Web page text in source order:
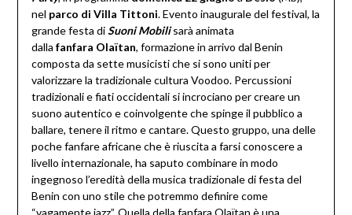
nel parco di Villa Tittoni. Evento inaugurale del festival, la
grande festa diSuoni Mobilisarà animata
dalla fanfara Olaïtan, formazione in arrivo dal Benin
composta da sette musicisti che si sono uniti per
valorizzare la tradizionale cultura Voodoo. Percussioni
tradizionali e fiati occidentali si incrociano per creare un
suono autentico e coinvolgente che spinge il pubblico a
ballare, tenere il ritmo e cantare. Questo gruppo, una delle
poche fanfare africane che è riuscita a farsi conoscere a
livello internazionale, ha saputo combinare in modo
ingegnoso l’eredità della musica tradizionale di festa del
Benin con uno stile che potremmo definire come